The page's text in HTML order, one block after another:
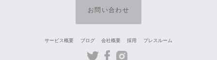
お問い合わせ
サービス概要 ブログ 会社概要 採用 プレスルーム
TwitterFacebookInstagram